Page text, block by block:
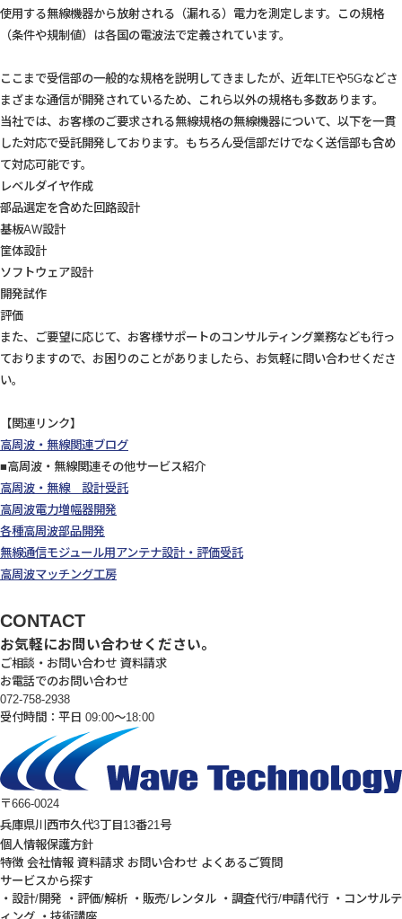
使用する無線機器から放射される（漏れる）電力を測定します。この規格
（条件や規制値）は各国の電波法で定義されています。
ここまで受信部の一般的な規格を説明してきましたが、近年LTEや5Gなどさ
まざまな通信が開発されているため、これら以外の規格も多数あります。
当社では、お客様のご要求される無線規格の無線機器について、以下を一貫
した対応で受託開発しております。もちろん受信部だけでなく送信部も含め
て対応可能です。
レベルダイヤ作成
部品選定を含めた回路設計
基板AW設計
筐体設計
ソフトウェア設計
開発試作
評価
また、ご要望に応じて、お客様サポートのコンサルティング業務なども行っ
ておりますので、お困りのことがありましたら、お気軽に問い合わせくださ
い。
【関連リンク】
高周波・無線関連ブログ
■高周波・無線関連その他サービス紹介
高周波・無線 設計受託
高周波電力増幅器開発
各種高周波部品開発
無線通信モジュール用アンテナ設計・評価受託
高周波マッチング工房
CONTACT
お気軽にお問い合わせください。
ご相談・お問い合わせ 資料請求
お電話でのお問い合わせ
072-758-2938
受付時間：平日 09:00～18:00
〒666-0024
兵庫県川西市久代3丁目13番21号
個人情報保護方針
特徴 会社情報 資料請求 お問い合わせ よくあるご質問
サービスから探す
・設計/開発
・評価/解析 ・販売/レンタル ・調査代行/申請代行 ・コンサルテ